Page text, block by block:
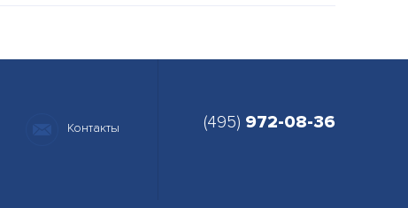
(495) 972-08-36
Контакты